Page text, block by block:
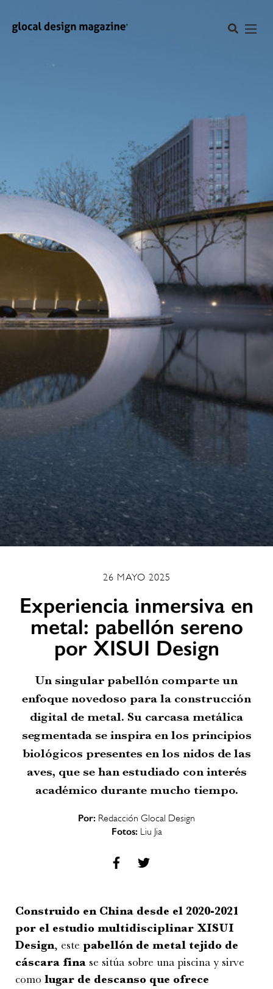
26 MAYO 2025
Experiencia inmersiva en
metal: pabellón sereno
por XISUI Design
Un singular pabellón comparte un
enfoque novedoso para la construcción
digital de metal. Su carcasa metálica
segmentada se inspira en los principios
biológicos presentes en los nidos de las
aves, que se han estudiado con interés
académico durante mucho tiempo.
Por: Redacción Glocal Design
Fotos: Liu Jia
Construido en China desde el 2020-2021
por el estudio multidisciplinar XISUI
Design, este pabellón de metal tejido de
cáscara fina se sitúa sobre una piscina y sirve
como lugar de descanso que ofrece